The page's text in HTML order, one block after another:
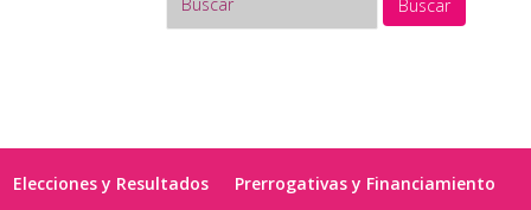
Buscar
Elecciones y Resultados Prerrogativas y Financiamiento